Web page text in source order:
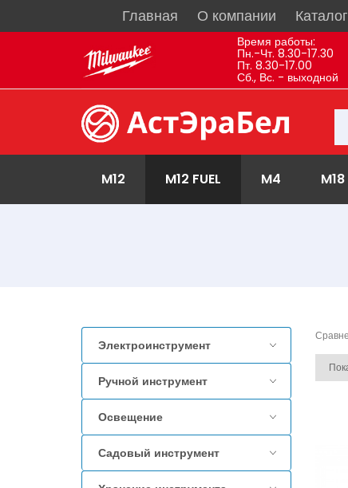
Главная О компании Каталог
Время работы:
Пн.-Чт. 8.30-17.30
Пт. 8.30-17.00
Сб., Вс. - выходной
M12 M12 FUEL M4 M18
Электроинструмент
Ручной инструмент
Освещение
Садовый инструмент